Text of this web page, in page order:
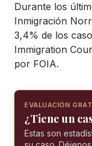
Durante los
Inmigración
3,4% de los
Immigration
por FOIA.
EVALUACIÓN
¿Tiene un
Estas son